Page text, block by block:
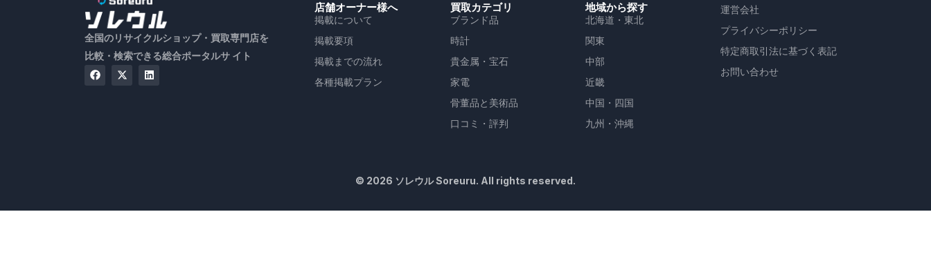
全国のリサイクルショップ・買取専門店を
比較・検索できる総合ポータルサ イト
店舗オーナー様へ
掲載について
掲載要項
掲載までの流れ
各種掲載プラン
買取カテゴリ
ブランド品
時計
貴金属・宝石
家電
骨董品と美術品
口コミ・評判
地域から探す
北海道・東北
関東
中部
近畿
中国・四国
九州・沖縄
運営会社
プライバシーポリシー
特定商取引法に基づく表記
お問い合わせ
© 2026 ソレウル Soreuru. All rights reserved.